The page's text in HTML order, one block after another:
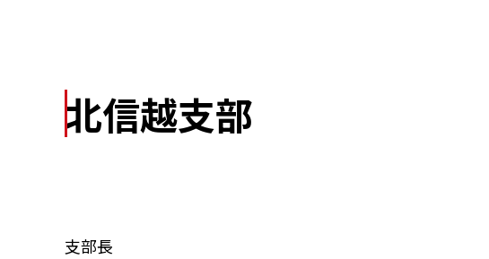
北信越支部
支部長